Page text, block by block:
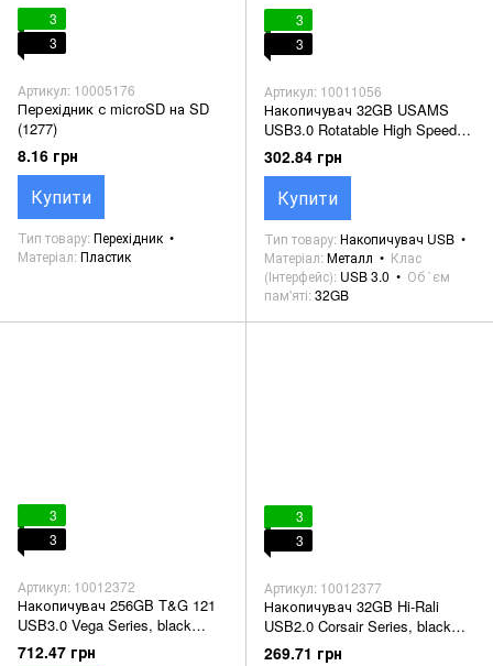
3
3
Артикул: 10005176
Перехідник с microSD на SD
(1277)
8.16 грн
Купити
Тип товару Перехідник
Матеріал Пластик
3
3
Артикул: 10011056
Накопичувач 32GB USAMS
USB3.0 Rotatable High Speed
Flash Drive, US-ZB195 black
302.84 грн
Купити
Тип товару Накопичувач USB
Матеріал Металл
Клас
(Інтерфейс) USB 3.0
Об `єм
пам'яті 32GB
3
3
Артикул: 10012372
Накопичувач 256GB T&G 121
USB3.0 Vega Series, black
(13863)
712.47 грн
3
3
Артикул: 10012377
Накопичувач 32GB Hi-Rali
USB2.0 Corsair Series, black
(14151)
269.71 грн